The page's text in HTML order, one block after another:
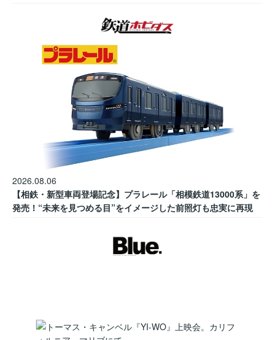
2026.08.06
【相鉄・新型車両登場記念】プラレール「相模鉄道13000系」を
発売！“未来を見つめる目”をイメージした前照灯も忠実に再現